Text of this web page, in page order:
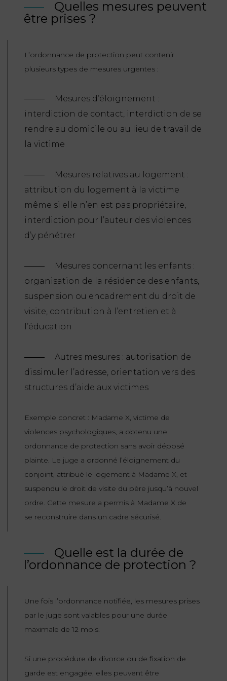
Quelles mesures peuvent
être prises ?
L’ordonnance de protection peut contenir
plusieurs types de mesures urgentes :
Mesures d’éloignement :
interdiction de contact, interdiction de se
rendre au domicile ou au lieu de travail de
la victime
Mesures relatives au logement :
attribution du logement à la victime
même si elle n’en est pas propriétaire,
interdiction pour l’auteur des violences
d’y pénétrer
Mesures concernant les enfants :
organisation de la résidence des enfants,
suspension ou encadrement du droit de
visite, contribution à l’entretien et à
l’éducation
Autres mesures : autorisation de
dissimuler l’adresse, orientation vers des
structures d’aide aux victimes
Exemple concret : Madame X, victime de
violences psychologiques, a obtenu une
ordonnance de protection sans avoir déposé
plainte. Le juge a ordonné l’éloignement du
conjoint, attribué le logement à Madame X, et
suspendu le droit de visite du père jusqu’à nouvel
ordre. Cette mesure a permis à Madame X de
se reconstruire dans un cadre sécurisé.
Quelle est la durée de
l’ordonnance de protection ?
Une fois l’ordonnance notifiée, les mesures prises
par le juge sont valables pour une durée
maximale de 12 mois.
Si une procédure de divorce ou de fixation de
garde est engagée, elles peuvent être